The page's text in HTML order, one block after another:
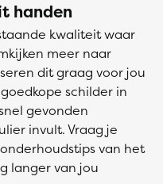
handen
kwaliteit waar
meer naar
dit graag voor jou
schilder in
gevonden
invult. Vraag je
van het
langer van jou